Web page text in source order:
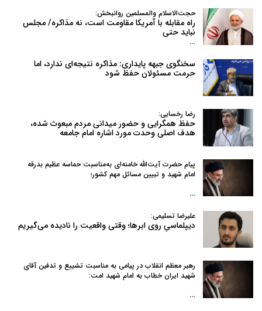
حجت‌الاسلام والمسلمین روانبخش:
راه مقابله با آمریکا مقاومت است، نه مذاکره/ مجلس
نباید حتی
…
سخنگوی جبهه پایداری: مذاکره نتیجه‌ای ندارد، اما
حرمت مسئولان حفظ شود
رضا رخسایی:
حفظ همگرایی و حضور میدانی مردم مبعوث شده،
هدف اصلی وحدت مورد اشاره امام جامعه
پیام حضرت آیت‌الله خامنه‌ای به‌مناسبت حماسه عظیم بدرقه
امام شهید و تبیین مسائل مهم کشور؛
…
علیرضا تسلیمی:
دیپلماسیِ روی ابرها؛ وقتی واقعیت را نادیده می‌گیریم
رهبر معظم انقلاب در پیامی به‌ مناسبت تشییع و تدفین آقای
شهید ایران خطاب به امام شهید امت:
…